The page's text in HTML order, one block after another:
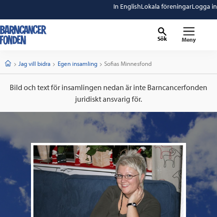
In EnglishLokala föreningarLogga in
Sök Meny
StartJag vill bidra Egen insamling Current:
Sofias Minnesfond
Bild och text för insamlingen nedan är inte Barncancerfonden
juridiskt ansvarig för.